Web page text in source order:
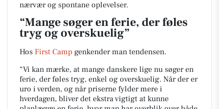
nærvær og spontane oplevelser.
“Mange søger en ferie, der føles
tryg og overskuelig”
Hos First Camp genkender man tendensen.
“Vi kan mærke, at mange danskere lige nu søger en
ferie, der føles tryg, enkel og overskuelig. Når der er
uro i verden, og når priserne fylder mere i
hverdagen, bliver det ekstra vigtigt at kunne